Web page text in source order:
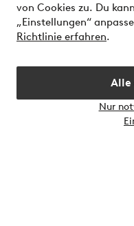
von Cookies zu. Du
„Einstellungen“
Richtlinie erfahren.
Alle
Nur
Bedingungen
Sichere Zahlungen
Möchtest